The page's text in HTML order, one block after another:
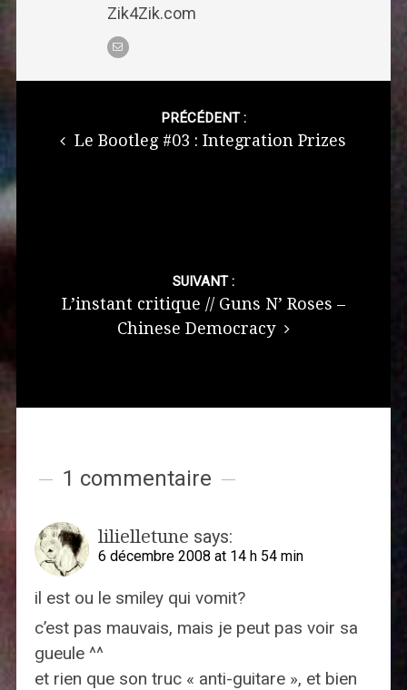
Zik4Zik.com
PRÉCÉDENT :
Le Bootleg #03 : Integration Prizes
SUIVANT :
L’instant critique // Guns N’ Roses –
Chinese Democracy
1 commentaire
lilielletune says:
6 décembre 2008 at 14 h 54 min
il est ou le smiley qui vomit?
c’est pas mauvais, mais je peut pas voir sa
gueule ^^
et rien que son truc « anti-guitare », et bien